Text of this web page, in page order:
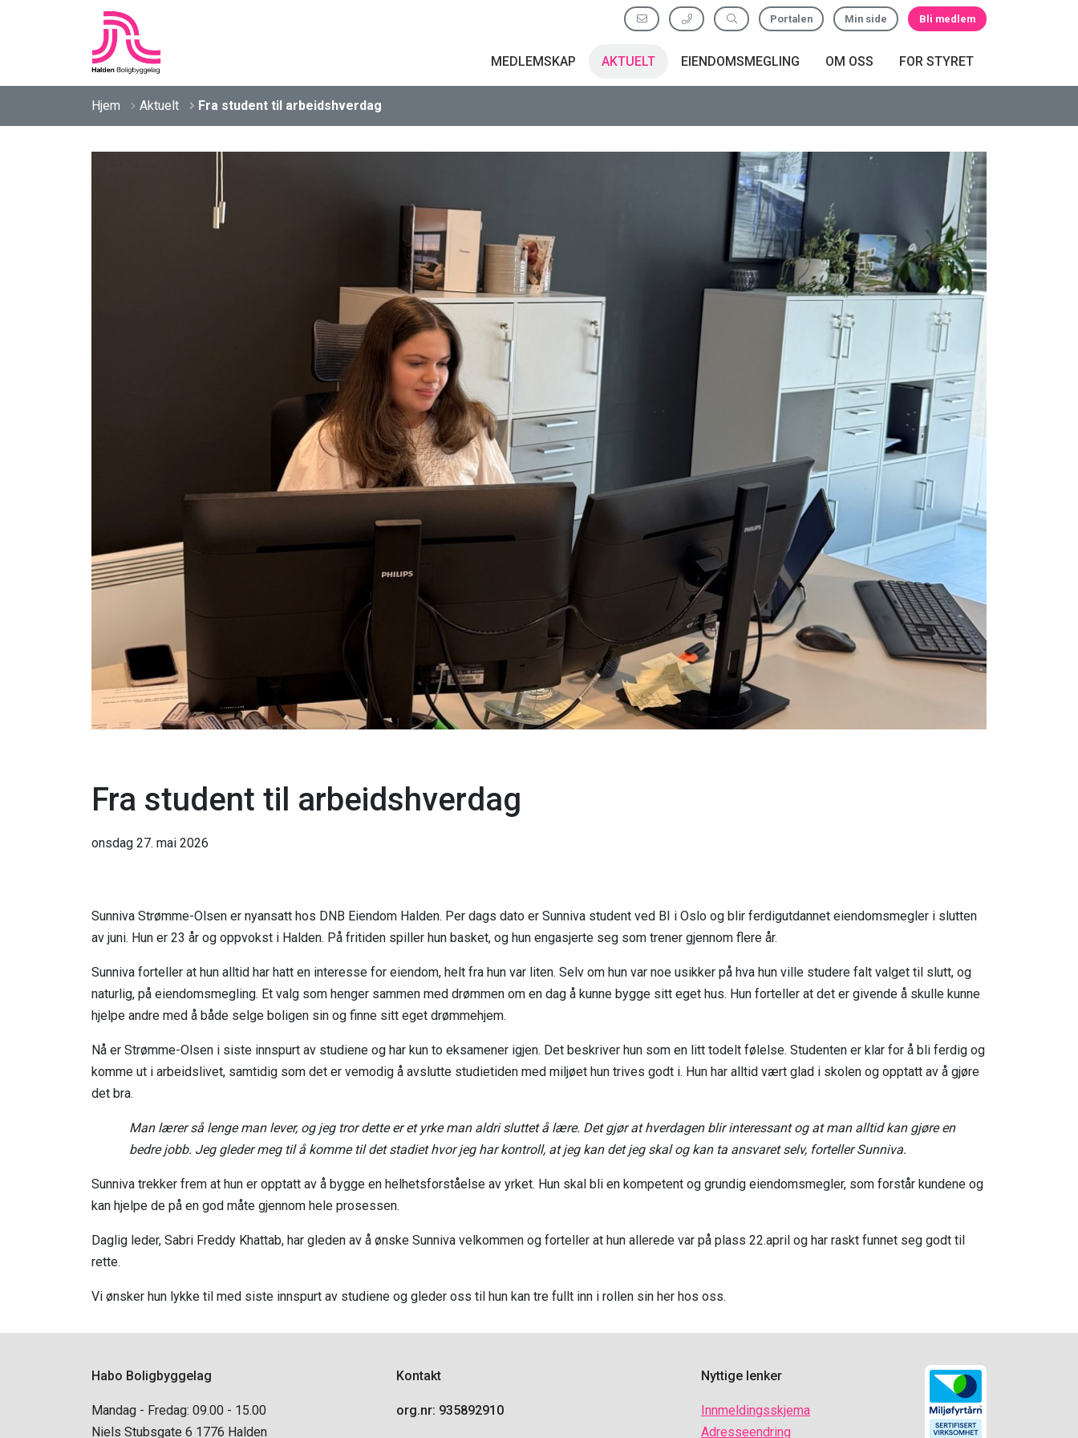
Portalen Min side Bli medlem
MEDLEMSKAP AKTUELT EIENDOMSMEGLING OM OSS FOR STYRET
Hjem Aktuelt Fra student til arbeidshverdag
Fra student til arbeidshverdag
onsdag 27. mai 2026
Sunniva Strømme-Olsen er nyansatt hos DNB Eiendom Halden. Per dags dato er Sunniva student ved BI i Oslo og blir ferdigutdannet eiendomsmegler i slutten
av juni. Hun er 23 år og oppvokst i Halden. På fritiden spiller hun basket, og hun engasjerte seg som trener gjennom flere år.
Sunniva forteller at hun alltid har hatt en interesse for eiendom, helt fra hun var liten. Selv om hun var noe usikker på hva hun ville studere falt valget til slutt, og
naturlig, på eiendomsmegling. Et valg som henger sammen med drømmen om en dag å kunne bygge sitt eget hus. Hun forteller at det er givende å skulle kunne
hjelpe andre med å både selge boligen sin og finne sitt eget drømmehjem.
Nå er Strømme-Olsen i siste innspurt av studiene og har kun to eksamener igjen. Det beskriver hun som en litt todelt følelse. Studenten er klar for å bli ferdig og
komme ut i arbeidslivet, samtidig som det er vemodig å avslutte studietiden med miljøet hun trives godt i. Hun har alltid vært glad i skolen og opptatt av å gjøre
det bra.
Man lærer så lenge man lever, og jeg tror dette er et yrke man aldri sluttet å lære. Det gjør at hverdagen blir interessant og at man alltid kan gjøre en
bedre jobb. Jeg gleder meg til å komme til det stadiet hvor jeg har kontroll, at jeg kan det jeg skal og kan ta ansvaret selv, forteller Sunniva.
Sunniva trekker frem at hun er opptatt av å bygge en helhetsforståelse av yrket. Hun skal bli en kompetent og grundig eiendomsmegler, som forstår kundene og
kan hjelpe de på en god måte gjennom hele prosessen.
Daglig leder, Sabri Freddy Khattab, har gleden av å ønske Sunniva velkommen og forteller at hun allerede var på plass 22.april og har raskt funnet seg godt til
rette.
Vi ønsker hun lykke til med siste innspurt av studiene og gleder oss til hun kan tre fullt inn i rollen sin her hos oss.
Habo Boligbyggelag
Mandag - Fredag: 09.00 - 15.00
Niels Stubsgate 6 1776 Halden
Kontakt
org.nr: 935892910
Nyttige lenker
Innmeldingsskjema
Adresseendring